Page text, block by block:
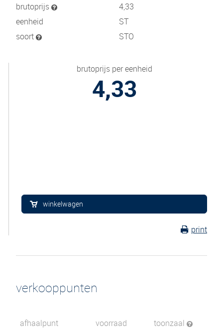
brutoprijs
4,33
eenheid
ST
soort
STO
brutoprijs per eenheid
4,33
winkelwagen
print
verkooppunten
afhaalpunt voorraad toonzaal